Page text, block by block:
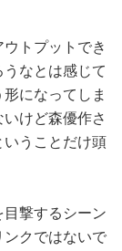
トプットでき
なとは感じて
になってしま
けど森優作さ
うことだけ頭
撃するシーン
ンクではないで